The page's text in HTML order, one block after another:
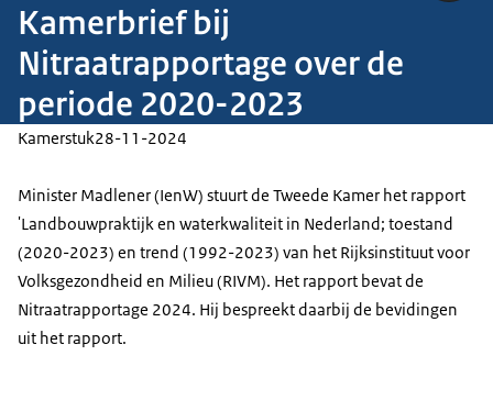
Kamerbrief bij
Nitraatrapportage over de
periode 2020-2023
Kamerstuk28-11-2024
Minister Madlener (IenW) stuurt de Tweede Kamer het rapport
'Landbouwpraktijk en waterkwaliteit in Nederland; toestand
(2020-2023) en trend (1992-2023) van het Rijksinstituut voor
Volksgezondheid en Milieu (RIVM). Het rapport bevat de
Nitraatrapportage 2024. Hij bespreekt daarbij de bevidingen
uit het rapport.